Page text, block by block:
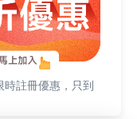
時註冊優惠，只到